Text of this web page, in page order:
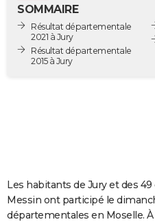
Destinations
City break
Voyage nature
Voyage de noces
Forum
Climat
GUIDES D'ACHAT
COPAINS D'AVANT
S'inscrire
Se connecter
Lycées
Collèges
Primaires
Universités
Entreprises
Service militaire
Avis de recherche
AVIS DE DÉCÈS
SOMMAIRE
Résultat départementale
2021 à Jury
Résultat départementale
2015 à Jury
Les habitants de Jury et des
Messin ont participé le
départementales en Moselle. À